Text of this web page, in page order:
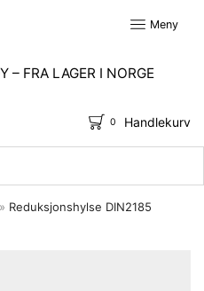
Meny
– FRA LAGER I NORGE
0 Handlekurv
» Reduksjonshylse DIN2185